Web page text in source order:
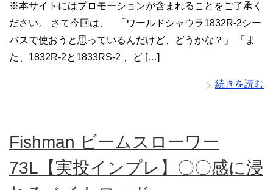
※本サイトにはプロモーションが含まれることをご了承く
ださい。 さて今回は、 「ワールドシャウラ1832R-2シー
バスで使おうと思っているんだけど、どうかな？」 「ま
た、1832R-2と1833RS-2 、ど […]
続きを読む
Fishman ビームスローワー
73L【実投インプレ】〇〇感に浸